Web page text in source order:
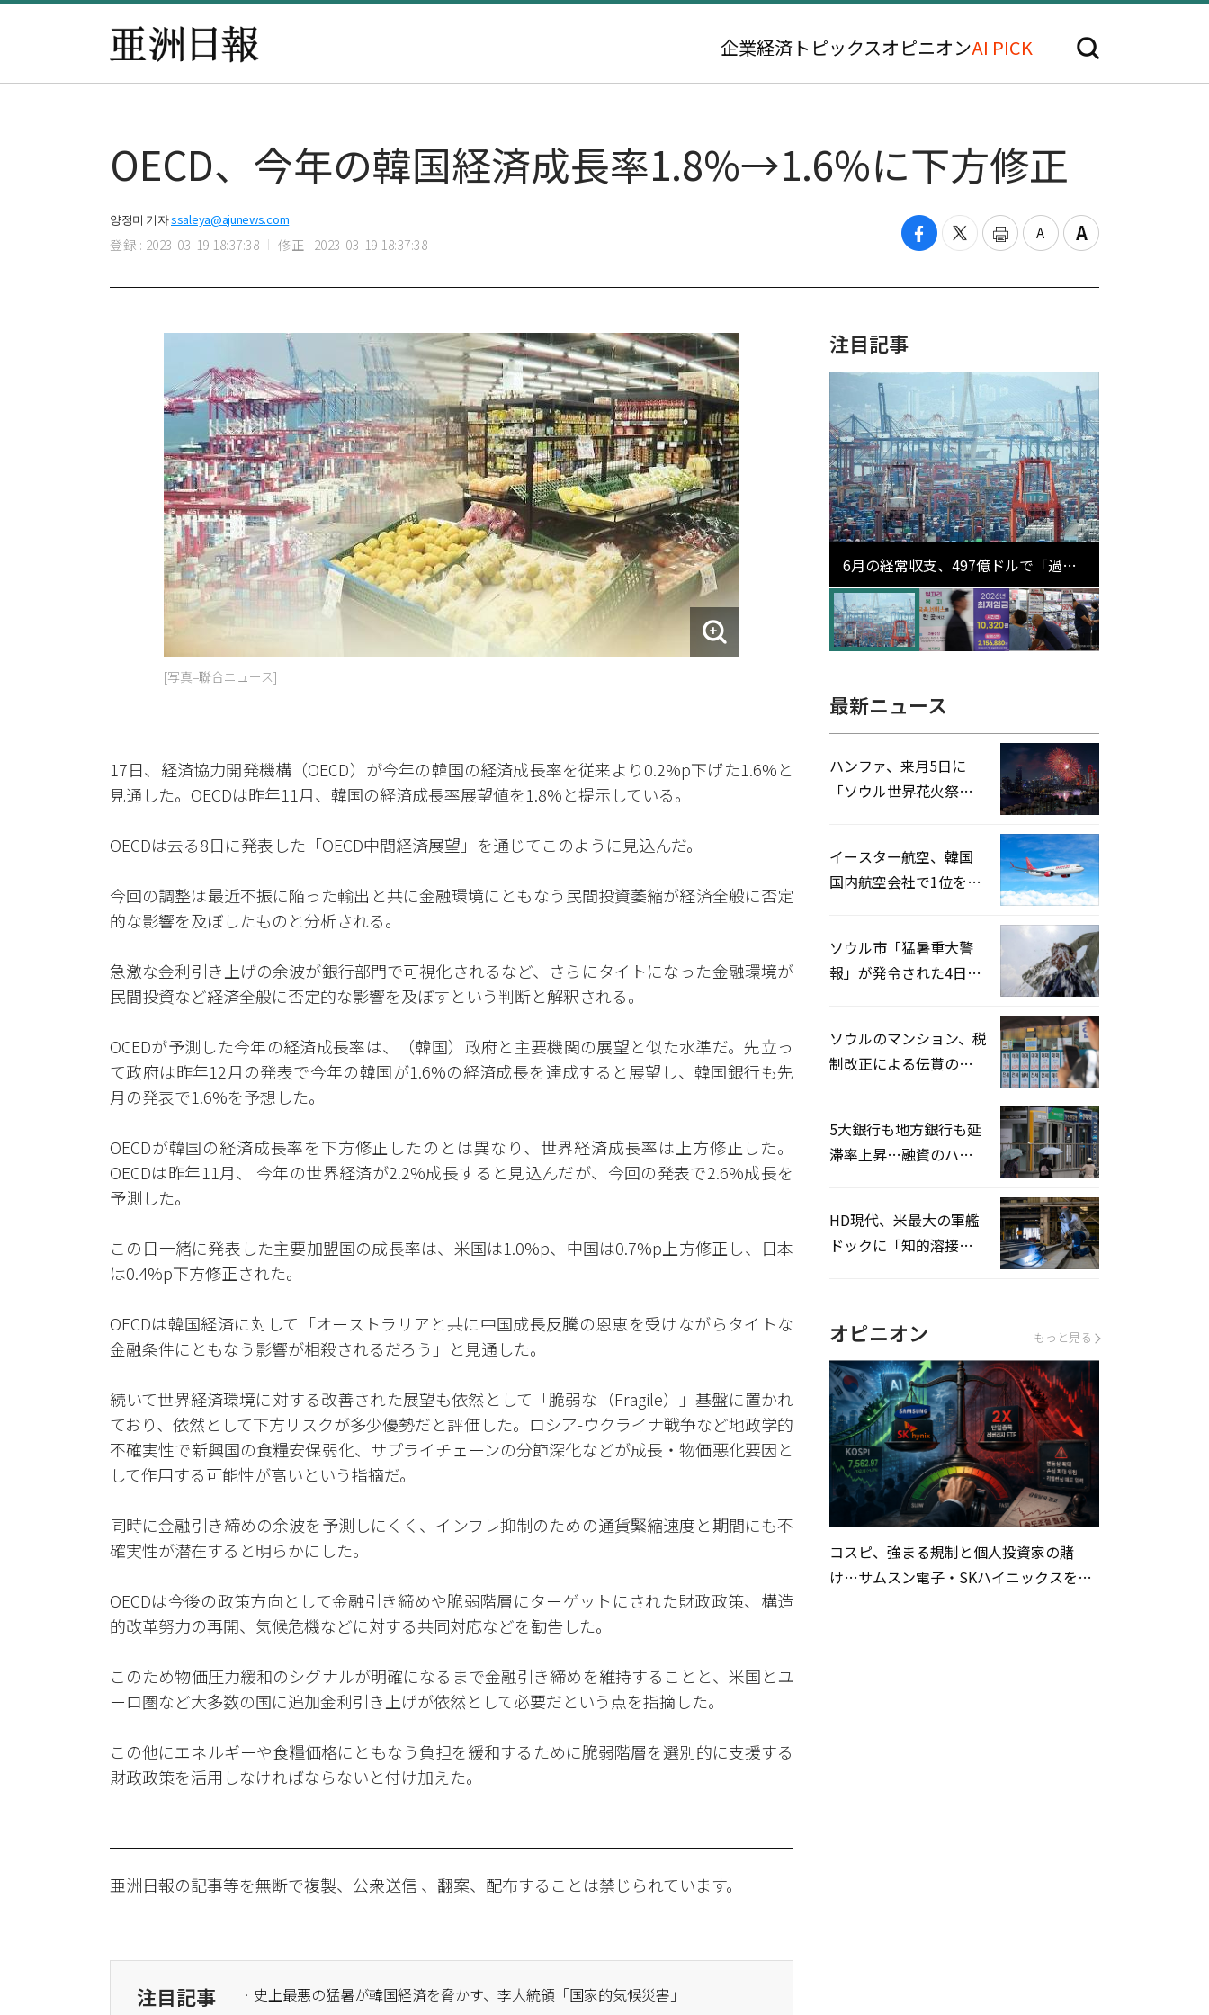
企業経済 トピックスオピニオンAI PICK
OECD、今年の韓国経済成長率1.8%→1.6%に下方修正
양정미 기자ssaleya@ajunews.com
登録 : 2023-03-19 18:37:38 修正 : 2023-03-19 18:37:38
[写真=聯合ニュース]
17日、経済協力開発機構（OECD）が今年の韓国の経済成長率を従来より0.2%p下げた1.6%と
見通した。OECDは昨年11月、韓国の経済成長率展望値を1.8%と提示している。
OECDは去る8日に発表した「OECD中間経済展望」を通じてこのように見込んだ。
今回の調整は最近不振に陥った輸出と共に金融環境にともなう民間投資萎縮が経済全般に否定
的な影響を及ぼしたものと分析される。
急激な金利引き上げの余波が銀行部門で可視化されるなど、さらにタイトになった金融環境が
民間投資など経済全般に否定的な影響を及ぼすという判断と解釈される。
OCEDが予測した今年の経済成長率は、（韓国）政府と主要機関の展望と似た水準だ。先立っ
て政府は昨年12月の発表で今年の韓国が1.6%の経済成長を達成すると展望し、韓国銀行も先
月の発表で1.6%を予想した。
OECDが韓国の経済成長率を下方修正したのとは異なり、世界経済成長率は上方修正した。
OECDは昨年11月、 今年の世界経済が2.2%成長すると見込んだが、今回の発表で2.6%成長を
予測した。
この日一緒に発表した主要加盟国の成長率は、米国は1.0%p、中国は0.7%p上方修正し、日本
は0.4%p下方修正された。
OECDは韓国経済に対して「オーストラリアと共に中国成長反騰の恩恵を受けながらタイトな
金融条件にともなう影響が相殺されるだろう」と見通した。
続いて世界経済環境に対する改善された展望も依然として「脆弱な（Fragile）」基盤に置かれ
ており、依然として下方リスクが多少優勢だと評価した。ロシア-ウクライナ戦争など地政学的
不確実性で新興国の食糧安保弱化、サプライチェーンの分節深化などが成長・物価悪化要因と
して作用する可能性が高いという指摘だ。
同時に金融引き締めの余波を予測しにくく、インフレ抑制のための通貨緊縮速度と期間にも不
確実性が潜在すると明らかにした。
OECDは今後の政策方向として金融引き締めや脆弱階層にターゲットにされた財政政策、構造
的改革努力の再開、気候危機などに対する共同対応などを勧告した。
このため物価圧力緩和のシグナルが明確になるまで金融引き締めを維持することと、米国とユ
ーロ圏など大多数の国に追加金利引き上げが依然として必要だという点を指摘した。
この他にエネルギーや食糧価格にともなう負担を緩和するために脆弱階層を選別的に支援する
財政政策を活用しなければならないと付け加えた。
亜洲日報の記事等を無断で複製、公衆送信 、翻案、配布することは禁じられています。
注目記事 · 史上最悪の猛暑が韓国経済を脅かす、李大統領「国家的気候災害」
注目記事
6月の経常収支、497億ドルで「過去
最大」…輸出が初の1000億ドル突破
最新ニュース
ハンファ、来月5日に
「ソウル世界花火祭り
イースター航空、韓国
国内航空会社で1位を記
ソウル市「猛暑重大警
報」が発令された4日、
ソウルのマンション、税
制改正による伝貰の月
5大銀行も地方銀行も延
滞率上昇…融資のハー
HD現代、米最大の軍艦
ドックに「知的溶接」
オピニオン もっと見る
コスピ、強まる規制と個人投資家の賭
け…サムスン電子・SKハイニックスを巡